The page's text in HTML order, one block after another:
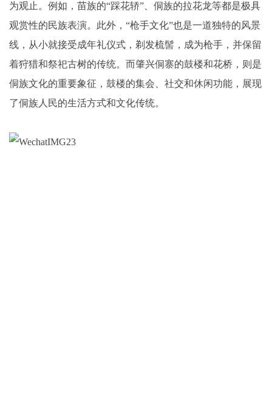
为观止。例如，苗族的“踩花轿”、侗族的拉花龙等都是极具
观赏性的民族表演。此外，“枪手文化”也是一道独特的风景
线，从小就接受成年礼仪式，剃发梳髻，成为枪手，并保留
着狩猎和祭祀古树的传统。而肇兴侗寨的鼓楼和花桥，则是
侗族文化的重要象征，鼓楼的集会、社交和休闲功能，展现
了侗族人民的生活方式和文化传统。